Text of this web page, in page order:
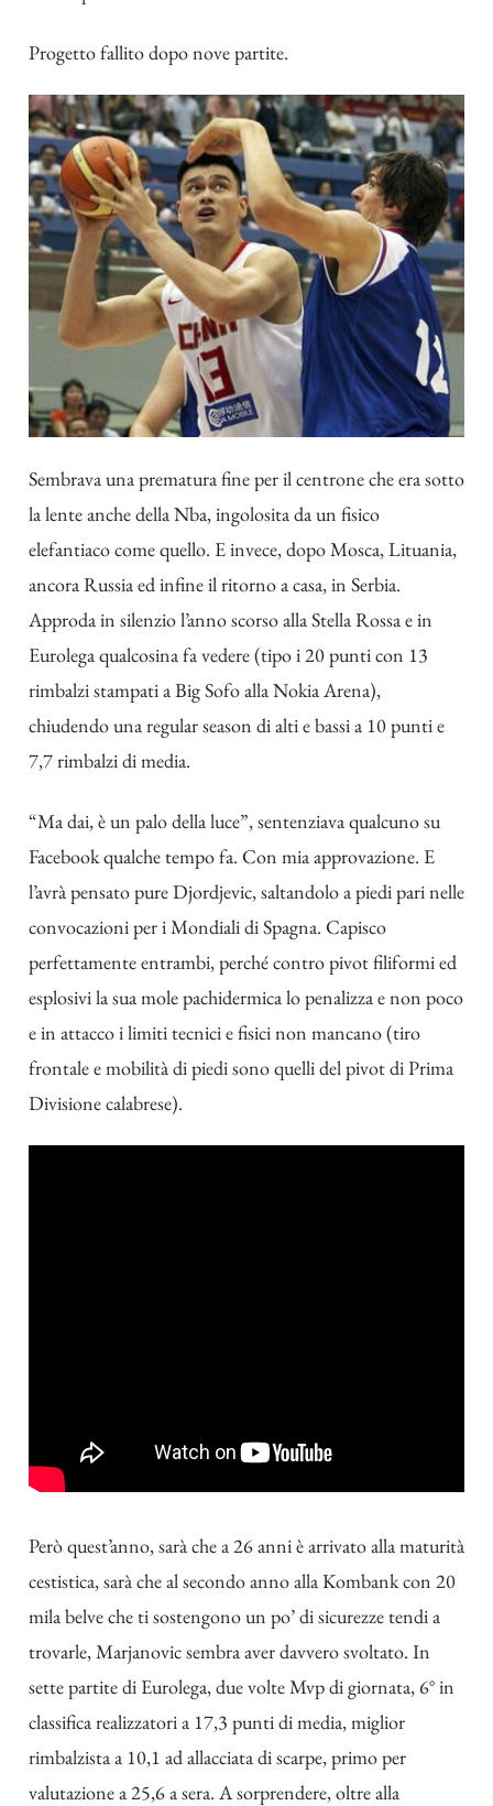
Progetto fallito dopo nove partite.
Sembrava una prematura fine per il centrone che era sotto
la lente anche della Nba, ingolosita da un fisico
elefantiaco come quello. E invece, dopo Mosca, Lituania,
ancora Russia ed infine il ritorno a casa, in Serbia.
Approda in silenzio l’anno scorso alla Stella Rossa e in
Eurolega qualcosina fa vedere (tipo i 20 punti con 13
rimbalzi stampati a Big Sofo alla Nokia Arena),
chiudendo una regular season di alti e bassi a 10 punti e
7,7 rimbalzi di media.
“Ma dai, è un palo della luce”, sentenziava qualcuno su
Facebook qualche tempo fa. Con mia approvazione. E
l’avrà pensato pure Djordjevic, saltandolo a piedi pari nelle
convocazioni per i Mondiali di Spagna. Capisco
perfettamente entrambi, perché contro pivot filiformi ed
esplosivi la sua mole pachidermica lo penalizza e non poco
e in attacco i limiti tecnici e fisici non mancano (tiro
frontale e mobilità di piedi sono quelli del pivot di Prima
Divisione calabrese).
Però quest’anno, sarà che a 26 anni è arrivato alla maturità
cestistica, sarà che al secondo anno alla Kombank con 20
mila belve che ti sostengono un po’ di sicurezze tendi a
trovarle, Marjanovic sembra aver davvero svoltato. In
sette partite di Eurolega, due volte Mvp di giornata, 6° in
classifica realizzatori a 17,3 punti di media, miglior
rimbalzista a 10,1 ad allacciata di scarpe, primo per
valutazione a 25,6 a sera. A sorprendere, oltre alla